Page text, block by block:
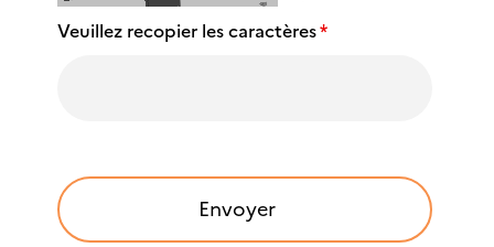
Veuillez recopier les caractères*